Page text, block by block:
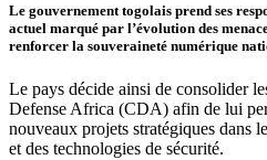
Le gouvernement togolais prend ses
actuel marqué par l’évolution des
renforcer la souveraineté numérique
Le pays décide ainsi de consolider
Defense Africa (CDA) afin de lui
nouveaux projets stratégiques dans
et des technologies de sécurité.